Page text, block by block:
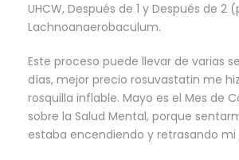
UHCW, Después de 1 y Después de 2
Lachnoanaerobaculum.
Este proceso puede llevar de varias
días, mejor precio rosuvastatin me
rosquilla inflable. Mayo es el Mes de
sobre la Salud Mental, porque
estaba encendiendo y retrasando mi